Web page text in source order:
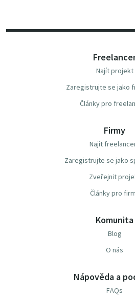
Najít projekt
Zaregistrujte se jako
Články pro
Firmy
Najít
Zaregistrujte se jako
Zveřejnit
Články pro
Komunita
Blog
O nás
Nápověda a
FAQs